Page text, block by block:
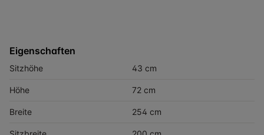
Eigenschaften
Sitzhöhe 43 cm
Höhe 72 cm
Breite 254 cm